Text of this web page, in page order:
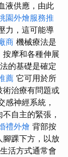
液供應，由此
園外燴服務推
力，這可能導
商 機械療法是
摩和各種伸展
的基礎是確定
薦 它可用於所
術治療有問題或
感神經系統，
自主的緊張，
禮外燴 背部按
腳踝下方，以放
活方式通常會